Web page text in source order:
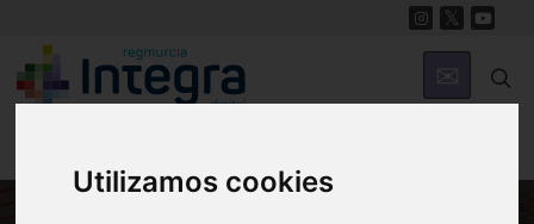
Utilizamos cookies